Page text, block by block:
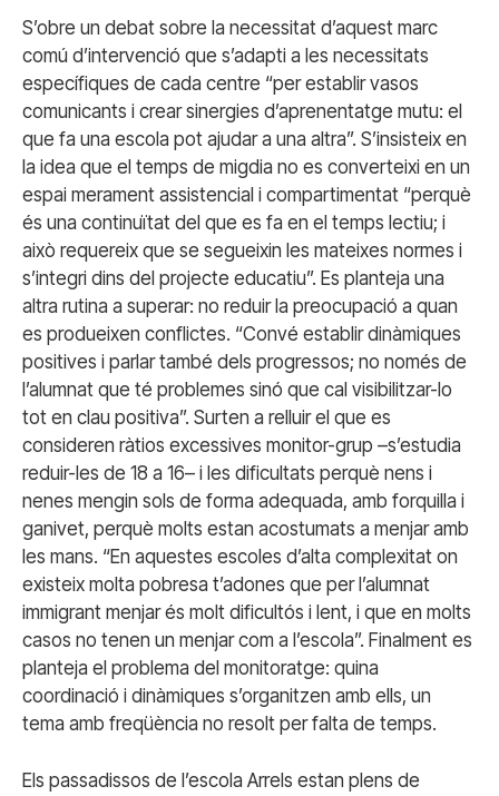
S’obre un debat sobre la necessitat d’aquest marc
comú d’intervenció que s’adapti a les necessitats
específiques de cada centre “per establir vasos
comunicants i crear sinergies d’aprenentatge mutu: el
que fa una escola pot ajudar a una altra”. S’insisteix en
la idea que el temps de migdia no es converteixi en un
espai merament assistencial i compartimentat “perquè
és una continuïtat del que es fa en el temps lectiu; i
això requereix que se segueixin les mateixes normes i
s’integri dins del projecte educatiu”. Es planteja una
altra rutina a superar: no reduir la preocupació a quan
es produeixen conflictes. “Convé establir dinàmiques
positives i parlar també dels progressos; no només de
l’alumnat que té problemes sinó que cal visibilitzar-lo
tot en clau positiva”. Surten a relluir el que es
consideren ràtios excessives monitor-grup –s’estudia
reduir-les de 18 a 16– i les dificultats perquè nens i
nenes mengin sols de forma adequada, amb forquilla i
ganivet, perquè molts estan acostumats a menjar amb
les mans. “En aquestes escoles d’alta complexitat on
existeix molta pobresa t’adones que per l’alumnat
immigrant menjar és molt dificultós i lent, i que en molts
casos no tenen un menjar com a l’escola”. Finalment es
planteja el problema del monitoratge: quina
coordinació i dinàmiques s’organitzen amb ells, un
tema amb freqüència no resolt per falta de temps.
Els passadissos de l’escola Arrels estan plens de